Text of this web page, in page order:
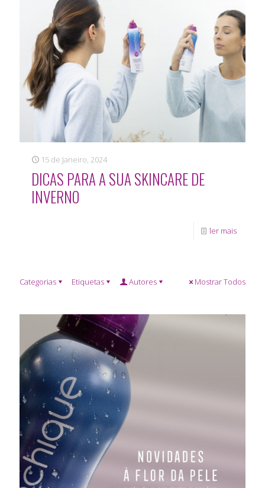
15 de Janeiro, 2024
DICAS PARA A SUA SKINCARE DE
INVERNO
ler mais
Categorias Etiquetas Autores Mostrar Todos